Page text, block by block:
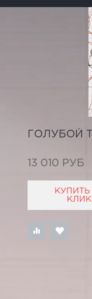
ГОЛУБОЙ
13 010 РУБ
КУПИТЬ
КЛИК